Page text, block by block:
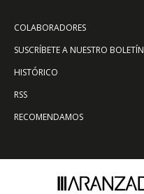
COLABORADORES
SUSCRÍBETE A NUESTRO BOLETÍN
HISTÓRICO
RSS
RECOMENDAMOS